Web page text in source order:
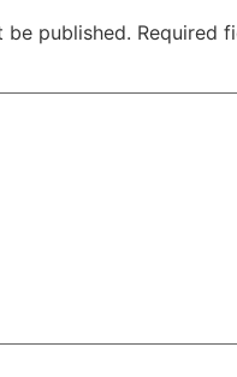
be published. Required